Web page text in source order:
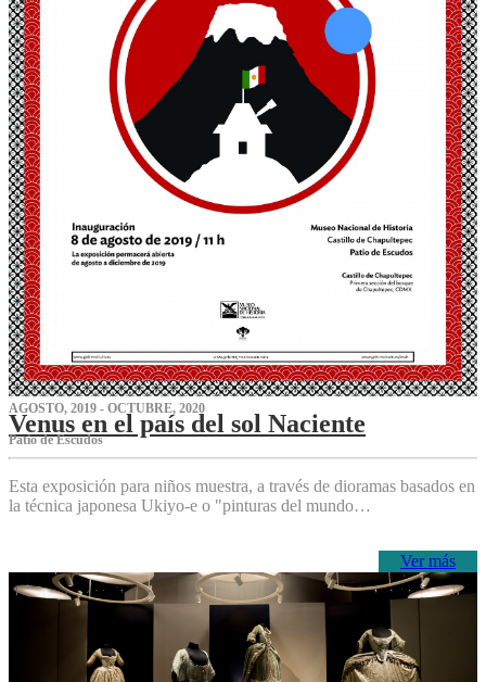
AGOSTO, 2019 - OCTUBRE, 2020
Venus en el país del sol Naciente
P‌atio de Escudos
Esta exposición para niños muestra, a través de dioramas basados en
la técnica japonesa Ukiyo-e o "pinturas del mundo…
Ver más